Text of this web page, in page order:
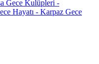
Gece Kulüpleri -
Hayatı - Karpaz Gece